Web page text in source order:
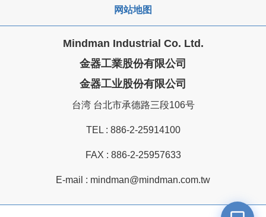
网站地图
Mindman Industrial Co. Ltd.
金器工業股份有限公司
金器工业股份有限公司
台湾 台北市承德路三段106号
TEL : 886-2-25914100
FAX : 886-2-25957633
E-mail : mindman@mindman.com.tw